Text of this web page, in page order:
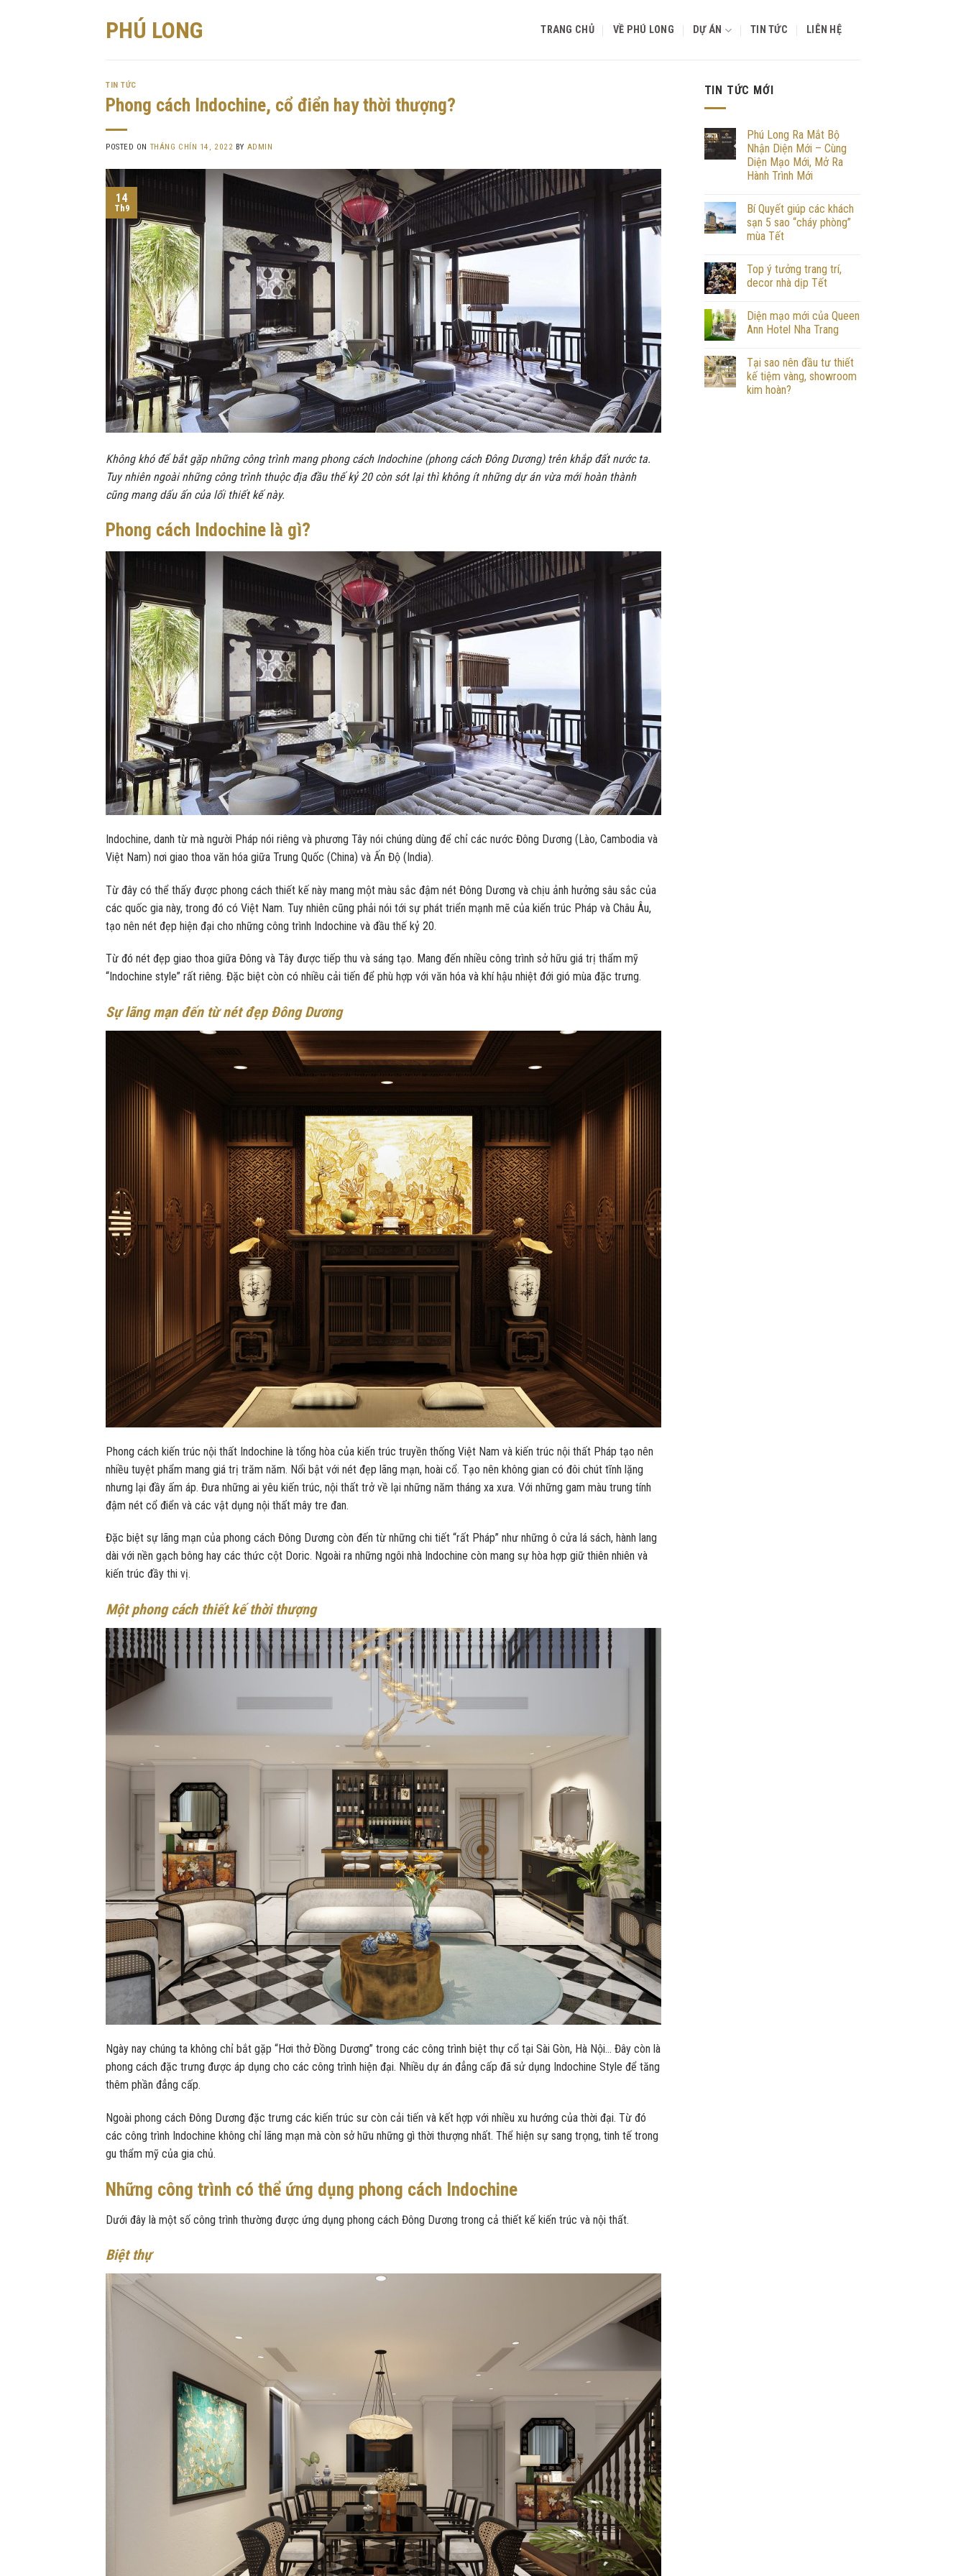
PHÚ LONG TRANG CHỦ VỀ PHÚ LONG DỰ ÁN TIN TỨC LIÊN HỆ
TIN TỨC
Phong cách Indochine, cổ điển hay thời thượng?
POSTED ON THÁNG CHÍN 14, 2022 BY ADMIN
14
Th9
Không khó để bắt gặp những công trình mang phong cách Indochine (phong cách Đông Dương) trên khắp đất nước ta.
Tuy nhiên ngoài những công trình thuộc địa đầu thế kỷ 20 còn sót lại thì không ít những dự án vừa mới hoàn thành
cũng mang dấu ấn của lối thiết kế này.
Phong cách Indochine là gì?
Indochine, danh từ mà người Pháp nói riêng và phương Tây nói chúng dùng để chỉ các nước Đông Dương (Lào, Cambodia và
Việt Nam) nơi giao thoa văn hóa giữa Trung Quốc (China) và Ấn Độ (India).
Từ đây có thể thấy được phong cách thiết kế này mang một màu sắc đậm nét Đông Dương và chịu ảnh hưởng sâu sắc của
các quốc gia này, trong đó có Việt Nam. Tuy nhiên cũng phải nói tới sự phát triển mạnh mẽ của kiến trúc Pháp và Châu Âu,
tạo nên nét đẹp hiện đại cho những công trình Indochine và đầu thế kỷ 20.
Từ đó nét đẹp giao thoa giữa Đông và Tây được tiếp thu và sáng tạo. Mang đến nhiều công trình sở hữu giá trị thẩm mỹ
“Indochine style” rất riêng. Đặc biệt còn có nhiều cải tiến để phù hợp với văn hóa và khí hậu nhiệt đới gió mùa đặc trưng.
Sự lãng mạn đến từ nét đẹp Đông Dương
Phong cách kiến trúc nội thất Indochine là tổng hòa của kiến trúc truyền thống Việt Nam và kiến trúc nội thất Pháp tạo nên
nhiều tuyệt phẩm mang giá trị trăm năm. Nổi bật với nét đẹp lãng mạn, hoài cổ. Tạo nên không gian có đôi chút tĩnh lặng
nhưng lại đầy ấm áp. Đưa những ai yêu kiến trúc, nội thất trở về lại những năm tháng xa xưa. Với những gam màu trung tính
đậm nét cổ điển và các vật dụng nội thất mây tre đan.
Đặc biệt sự lãng mạn của phong cách Đông Dương còn đến từ những chi tiết “rất Pháp” như những ô cửa lá sách, hành lang
dài với nền gạch bông hay các thức cột Doric. Ngoài ra những ngôi nhà Indochine còn mang sự hòa hợp giữ thiên nhiên và
kiến trúc đầy thi vị.
Một phong cách thiết kế thời thượng
Ngày nay chúng ta không chỉ bắt gặp “Hơi thở Đồng Dương” trong các công trình biệt thự cổ tại Sài Gòn, Hà Nội… Đây còn là
phong cách đặc trưng được áp dụng cho các công trình hiện đại. Nhiều dự án đẳng cấp đã sử dụng Indochine Style để tăng
thêm phần đẳng cấp.
Ngoài phong cách Đông Dương đặc trưng các kiến trúc sư còn cải tiến và kết hợp với nhiều xu hướng của thời đại. Từ đó
các công trình Indochine không chỉ lãng mạn mà còn sở hữu những gì thời thượng nhất. Thể hiện sự sang trọng, tinh tế trong
gu thẩm mỹ của gia chủ.
Những công trình có thể ứng dụng phong cách Indochine
Dưới đây là một số công trình thường được ứng dụng phong cách Đông Dương trong cả thiết kế kiến trúc và nội thất.
Biệt thự
TIN TỨC MỚI
Phú Long Ra Mắt Bộ
Nhận Diện Mới – Cùng
Diện Mạo Mới, Mở Ra
Hành Trình Mới
Bí Quyết giúp các khách
sạn 5 sao “cháy phòng”
mùa Tết
Top ý tưởng trang trí,
decor nhà dịp Tết
Diện mạo mới của Queen
Ann Hotel Nha Trang
Tại sao nên đầu tư thiết
kế tiệm vàng, showroom
kim hoàn?